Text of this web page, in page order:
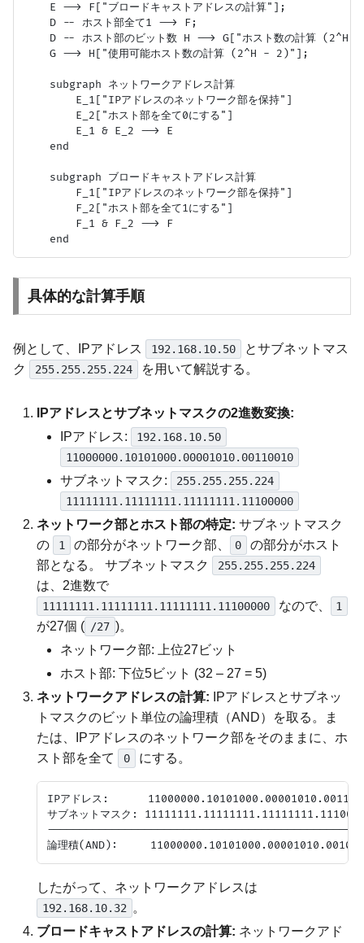
    E --> F["ブロードキャストアドレスの計算"];
    D -- ホスト部全て1 --> F;
D -- ホスト部のビット数 H --> G["ホスト数の計算
    G --> H["使用可能ホスト数の計算 (2^H - 2)"];
    subgraph ネットワークアドレス計算
        E_1["IPアドレスのネットワーク部を保持"]
        E_2["ホスト部を全て0にする"]
        E_1 & E_2 --> E
    end
    subgraph ブロードキャストアドレス計算
        F_1["IPアドレスのネットワーク部を保持"]
        F_2["ホスト部を全て1にする"]
        F_1 & F_2 --> F
具体的な計算手順
例として、IPアドレス 192.168.10.50
とサブネットマス
ク
255.255.255.224 を用いて解説する。
IPアドレスとサブネットマスクの2進数変換:
IPアドレス:
192.168.10.50
11000000.10101000.00001010.00110010
サブネットマスク:
255.255.255.224
11111111.11111111.11111111.11100000
ネットワーク部とホスト部の特定: サブネットマスク
の
1 の部分がネットワーク部、 0
の部分がホスト
部となる。 サブネットマスク
255.255.255.224
は、2進数で
11111111.11111111.11111111.11100000 なので、 1
が27個 ( /27 )。
ネットワーク部: 上位27ビット
ホスト部: 下位5ビット (32 – 27 = 5)
ネットワークアドレスの計算: IPアドレスとサブネッ
トマスクのビット単位の論理積（AND）を取る。ま
たは、IPアドレスのネットワーク部をそのままに、ホ
スト部を全て
0 にする。
IPアドレス:
サブネットマスク:
したがって、ネットワークアドレスは
192.168.10.32
。
ブロードキャストアドレスの計算: ネットワークアド